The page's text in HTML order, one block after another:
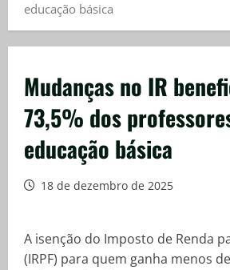
educação básica
Mudanças no IR
73,5% dos
educação básica
18 de dezembro de 2025
A isenção do Imposto de Renda
(IRPF) para quem ganha menos